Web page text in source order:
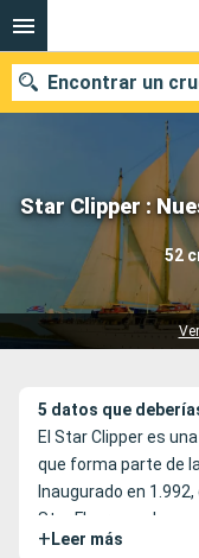
Star Clipper :
52
Encontrar un
Nuestros destinos
Fecha de salida
Puertos
5 datos que
El Star Clipper es
que forma parte de
Inaugurado en
Star Flyer y, ambos
naviera. El Star
+ Leer más